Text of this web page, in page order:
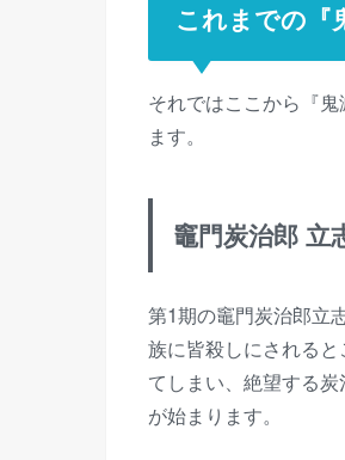
これまでの『
それではここから『
ます。
竈門炭治郎 立
第1期の竈門炭治郎立
族に皆殺しにされる
てしまい、絶望する
が始まります。